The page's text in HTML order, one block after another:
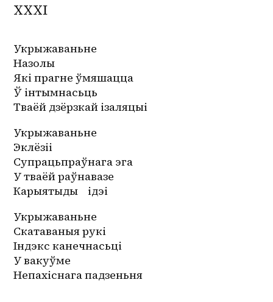
XXXI
Укрыжаваньне
Назолы
Які прагне ўмяшацца
Ў інтымнасьць
Тваёй дзёрзкай ізаляцыі
Укрыжаваньне
Эклёзіі
Супрацьпраўнага эга
У тваёй раўнавазе
Карыятыды    ідэі
Укрыжаваньне
Скатаваныя рукі
Індэкс канечнасьці
У вакуўме
Непахіснага падзеньня